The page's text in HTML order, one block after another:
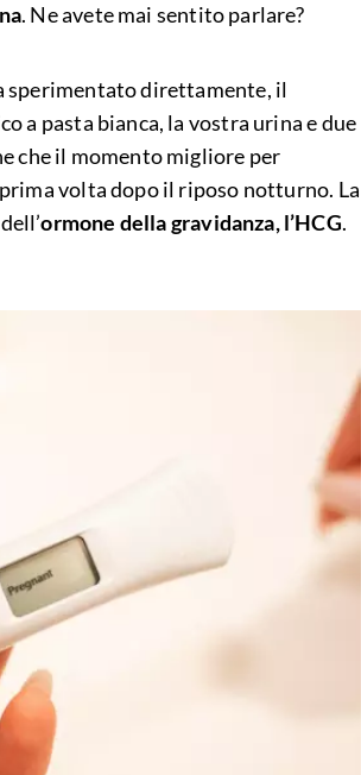
. Ne avete mai sentito parlare?
sperimentato direttamente, il
a pasta bianca, la vostra urina e due
che il momento migliore per
volta dopo il riposo notturno. La
ormone della gravidanza, l’HCG.